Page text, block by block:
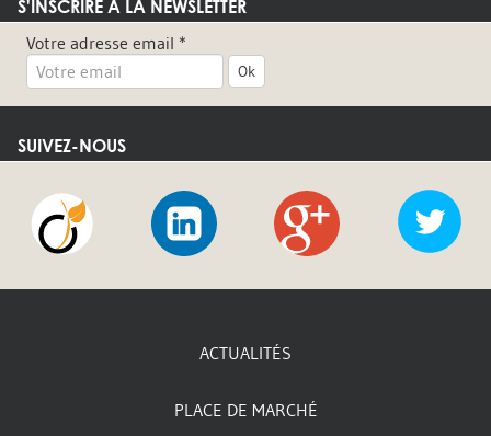
S'INSCRIRE À LA NEWSLETTER
Votre adresse email *
Ok
SUIVEZ-NOUS
LinkedIn
ACTUALITÉS
PLACE DE MARCHÉ